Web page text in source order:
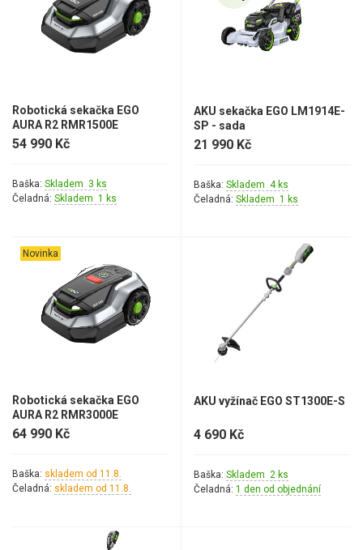
Robotická sekačka EGO
AURA R2 RMR1500E
54 990 Kč
Baška: Skladem 3 ks
Čeladná: Skladem 1 ks
AKU sekačka EGO LM1914E-
SP - sada
21 990 Kč
Baška: Skladem 4 ks
Čeladná: Skladem 1 ks
Novinka
Robotická sekačka EGO
AURA R2 RMR3000E
64 990 Kč
Baška: skladem od 11.8.
Čeladná: skladem od 11.8.
AKU vyžínač EGO ST1300E-S
4 690 Kč
Baška: Skladem 2 ks
Čeladná: 1 den od objednání